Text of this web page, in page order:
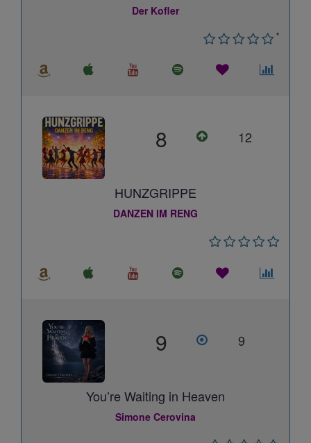
Der Kofler
*
8 12
HUNZGRIPPE
DANZEN IM RENG
9 9
You’re Waiting in Heaven
Simone Cerovina